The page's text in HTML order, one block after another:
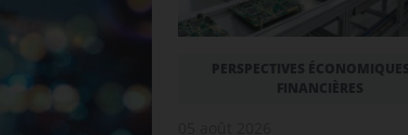
PERSPECTIVES
FINANCIÈRES